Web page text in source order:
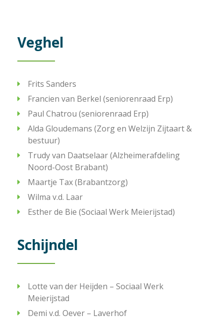
Veghel
Frits Sanders
Francien van Berkel (seniorenraad Erp)
Paul Chatrou (seniorenraad Erp)
Alda Gloudemans (Zorg en Welzijn Zijtaart &
bestuur)
Trudy van Daatselaar (Alzheimerafdeling
Noord-Oost Brabant)
Maartje Tax (Brabantzorg)
Wilma v.d. Laar
Esther de Bie (Sociaal Werk Meierijstad)
Schijndel
Lotte van der Heijden – Sociaal Werk
Meierijstad
Demi v.d. Oever – Laverhof